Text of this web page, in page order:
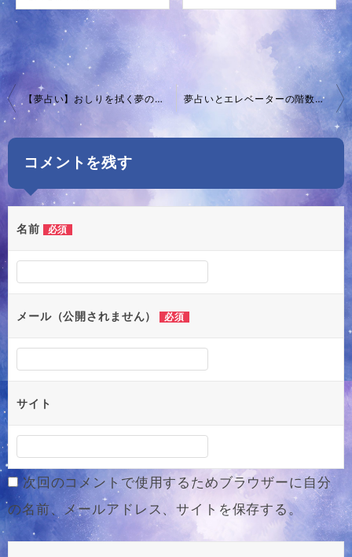
投
稿
ナ
ゲ
ー
シ
ョ
ン
【夢占い】おしりを拭く夢の意味とは？悩みの解消・問題解決を示すサイン【状況別解説】 夢占いとエレベーターの階数が示す意味！あなたの未来を探る
コメントを残す
名前 必須
メール（公開されません） 必須
サイト
次回のコメントで使用するためブラウザーに自分
の名前、メールアドレス、サイトを保存する。